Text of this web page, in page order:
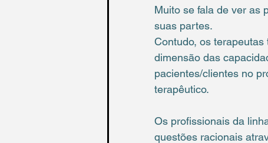
Muito se fala de ver as
suas partes.
Contudo, os
dimensão das
pacientes/clientes no
terapêutico.
Os profissionais da
questões racionais